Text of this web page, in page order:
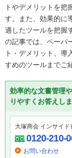
トやデメリットを把
す。また、効果的に
適したツールを把握
の記事では、ペーパ
ト・デメリット、導
すめのツールまでご
効率的な文書管理
りやすくお答えしま
大塚商会 インサイ
0120-210-
お問い合わせ